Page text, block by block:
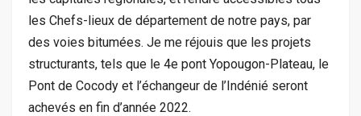
les Chefs-lieux de département de notre pays, par
des voies bitumées. Je me réjouis que les projets
structurants, tels que le 4e pont Yopougon-Plateau, le
Pont de Cocody et l’échangeur de l’Indénié seront
achevés en fin d’année 2022.